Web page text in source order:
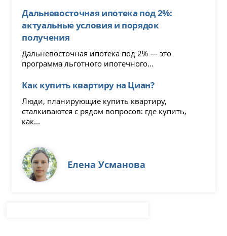
Дальневосточная ипотека под 2%:
актуальные условия и порядок
получения
Дальневосточная ипотека под 2% — это
программа льготного ипотечного...
Как купить квартиру на Циан?
Люди, планирующие купить квартиру,
сталкиваются с рядом вопросов: где купить,
как...
Елена Усманова